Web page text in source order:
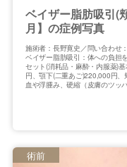
ベイザー脂肪吸引(
月】の症例写真
施術者：長野寛史／問い合わせ
ベイザー脂肪吸引：体への負担
セット(消耗品・麻酔・内服薬)
円、顎下(二重あご)220,000円
血や浮腫み、硬縮（皮膚のツッ
術前